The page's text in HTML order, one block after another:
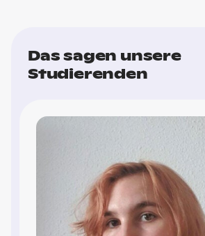
Das sagen unsere
Studierenden